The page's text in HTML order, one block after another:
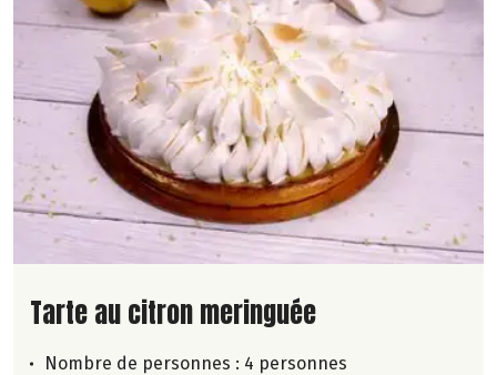
Lire la suite de la recette
Tarte au citron meringuée
Nombre de personnes : 4 personnes